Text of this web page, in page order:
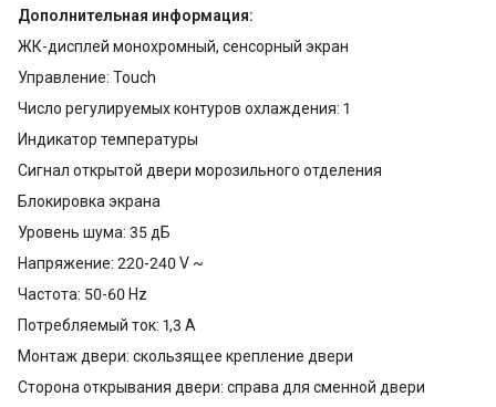
Дополнительная информация:
ЖК-дисплей монохромный, сенсорный экран
Управление: Touch
Число регулируемых контуров охлаждения: 1
Индикатор температуры
Сигнал открытой двери морозильного отделения
Блокировка экрана
Уровень шума: 35 дБ
Напряжение: 220-240 V ~
Частота: 50-60 Hz
Потребляемый ток: 1,3 A
Монтаж двери: скользящее крепление двери
Сторона открывания двери: справа для сменной двери